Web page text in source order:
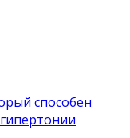
способен